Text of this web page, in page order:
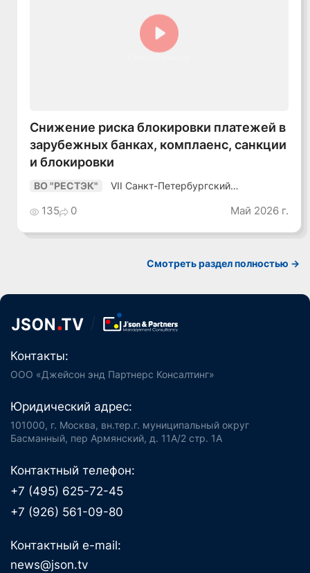
Снижение риска блокировки платежей в
зарубежных банках, комплаенс, санкции
и блокировки
ВО "РЕСТЭК"
VII Санкт-Петербургский
135 0 Май 2026 г.
Смотреть раздел полностью ->
Контакты:
ООО «Джейсон энд Партнерс Консалтинг»
Юридический адрес:
101000, г. Москва, вн.тер.г. муниципальный округ
Басманный, пер Армянский, д. 11А/2 стр. 1А
Контактный телефон:
+7 (495) 625-72-45
+7 (926) 561-09-80
Контактный e-mail:
news@json.tv